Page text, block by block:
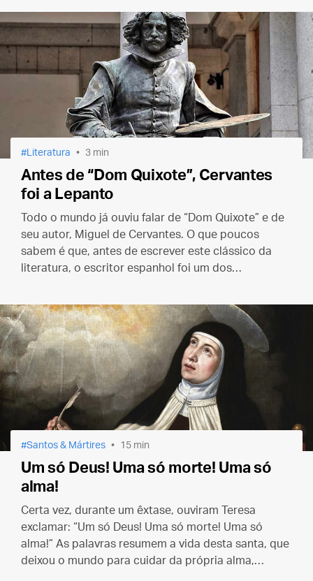
Literatura 3 min
Antes de “Dom Quixote”, Cervantes
foi a Lepanto
Todo o mundo já ouviu falar de “Dom Quixote” e de
seu autor, Miguel de Cervantes. O que poucos
sabem é que, antes de escrever este clássico da
literatura, o escritor espanhol foi um dos
Santos & Mártires 15 min
Um só Deus! Uma só morte! Uma só
alma!
Certa vez, durante um êxtase, ouviram Teresa
exclamar: “Um só Deus! Uma só morte! Uma só
alma!” As palavras resumem a vida desta santa, que
deixou o mundo para cuidar da própria alma,